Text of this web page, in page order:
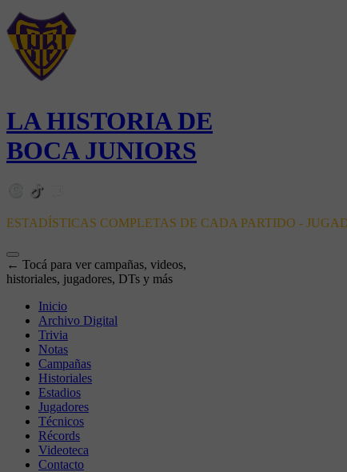
LA HISTORIA DE
BOCA JUNIORS
ESTADÍSTICAS COMPLETAS DE CADA PARTIDO -
← Tocá para ver campañas, videos,
historiales, jugadores, DTs y más
Inicio
Archivo Digital
Trivia
Notas
Campañas
Historiales
Estadios
Jugadores
Técnicos
Récords
Videoteca
Contacto